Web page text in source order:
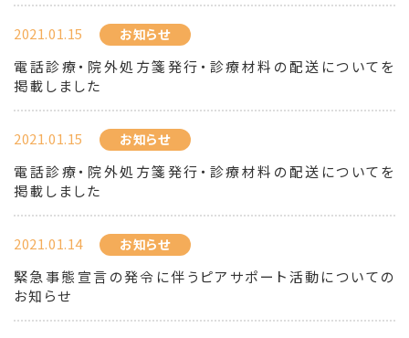
2021.01.15 お知らせ
電話診療・院外処方箋発行・診療材料の配送についてを
掲載しました
2021.01.15 お知らせ
電話診療・院外処方箋発行・診療材料の配送についてを
掲載しました
2021.01.14 お知らせ
緊急事態宣言の発令に伴うピアサポート活動についての
お知らせ